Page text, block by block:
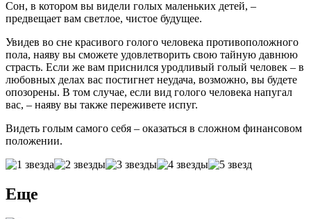
Сон, в котором вы видели голых маленьких детей, –
предвещает вам светлое, чистое будущее.
Увидев во сне красивого голого человека противоположного
пола, наяву вы сможете удовлетворить свою тайную давнюю
страсть. Если же вам приснился уродливый голый человек – в
любовных делах вас постигнет неудача, возможно, вы будете
опозорены. В том случае, если вид голого человека напугал
вас, – наяву вы также переживете испуг.
Видеть голым самого себя – оказаться в сложном финансовом
положении.
Еще